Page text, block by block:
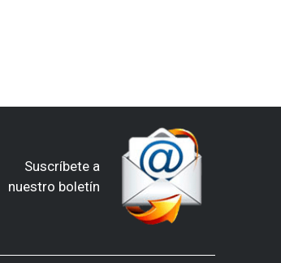
Suscríbete a
nuestro boletín